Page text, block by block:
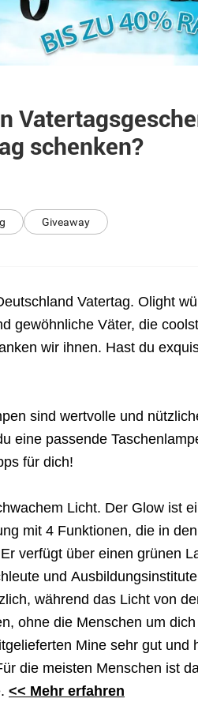
schenken?
Giveaway
Vatertag. Olight
gewöhnliche Väter, die
wir ihnen. Hast du
sind wertvolle und
eine passende
für dich!
Licht. Der Glow ist
mit 4 Funktionen, die in
verfügt über einen grünen
und
während das Licht von
ohne die Menschen um
Mine sehr gut und
die meisten Menschen ist
<< Mehr erfahren